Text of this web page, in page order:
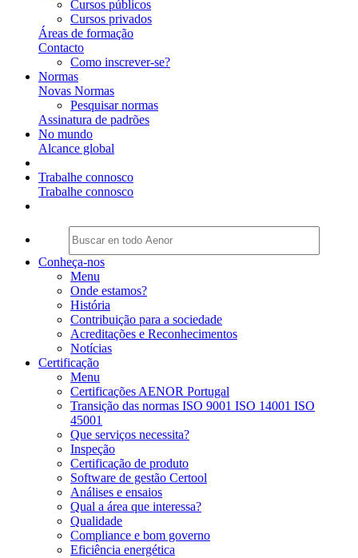
Cursos públicos
Cursos privados
Áreas de formação
Contacto
Como inscrever-se?
Normas
Novas Normas
Pesquisar normas
Assinatura de padrões
No mundo
Alcance global
Trabalhe connosco
Trabalhe connosco
Conheça-nos
Menu
Onde estamos?
História
Contribuição para a sociedade
Acreditações e Reconhecimentos
Notícias
Certificação
Menu
Certificações AENOR Portugal
Transição das normas ISO 9001 ISO 14001 ISO
45001
Que serviços necessita?
Inspeção
Certificação de produto
Software de gestão Certool
Análises e ensaios
Qual a área que interessa?
Qualidade
Compliance e bom governo
Eficiência energética